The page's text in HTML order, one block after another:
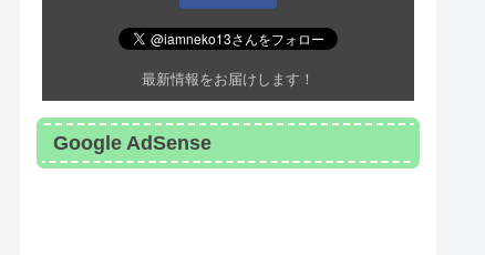
URL:www.npi-inc.co.jp/ medical/info/
最新情報をお届けします！
Google AdSense